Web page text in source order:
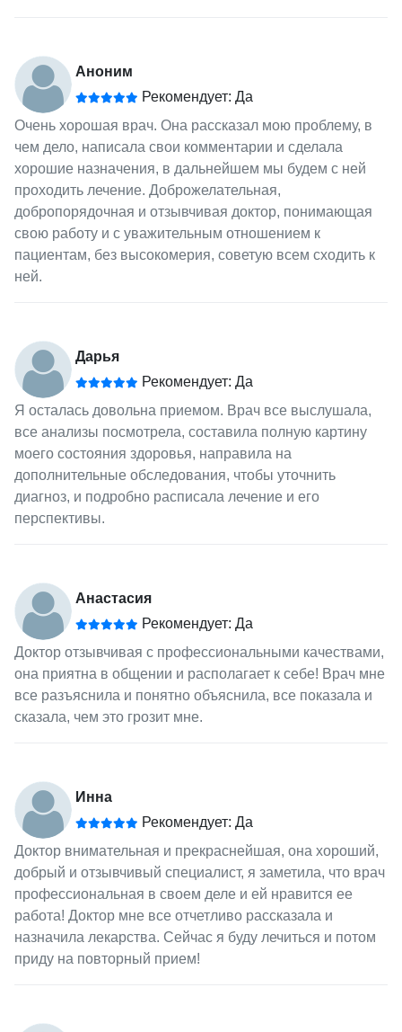
Аноним
Рекомендует: Да
Очень хорошая врач. Она рассказал мою проблему, в
чем дело, написала свои комментарии и сделала
хорошие назначения, в дальнейшем мы будем с ней
проходить лечение. Доброжелательная,
добропорядочная и отзывчивая доктор, понимающая
свою работу и с уважительным отношением к
пациентам, без высокомерия, советую всем сходить к
ней.
Дарья
Рекомендует: Да
Я осталась довольна приемом. Врач все выслушала,
все анализы посмотрела, составила полную картину
моего состояния здоровья, направила на
дополнительные обследования, чтобы уточнить
диагноз, и подробно расписала лечение и его
перспективы.
Анастасия
Рекомендует: Да
Доктор отзывчивая с профессиональными качествами,
она приятна в общении и располагает к себе! Врач мне
все разъяснила и понятно объяснила, все показала и
сказала, чем это грозит мне.
Инна
Рекомендует: Да
Доктор внимательная и прекраснейшая, она хороший,
добрый и отзывчивый специалист, я заметила, что врач
профессиональная в своем деле и ей нравится ее
работа! Доктор мне все отчетливо рассказала и
назначила лекарства. Сейчас я буду лечиться и потом
приду на повторный прием!